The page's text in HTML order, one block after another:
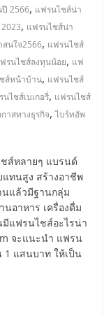
2566, แฟรนไชส์น่า
, แฟรนไชส์น่า
นใจ2566, แฟรนไชส์
รนไชส์ลงทุนน้อย, แฟ
ส์หน้าบ้าน, แฟรนไชส์
นไชส์เบเกอรี่, แฟรนไชส์
กาสทางธุรกิจ,ไบร์ทอัพ
ส์หลายๆ แบรนด์
ทนสูง สร้างอาชีพ
นแล้วมีฐานกลุ่ม
นอาหาร เครื่องดื่ม
มีแฟรนไชส์อะไรน่า
จะแนะนำ แฟรน
1 แสนบาท ให้เป็น